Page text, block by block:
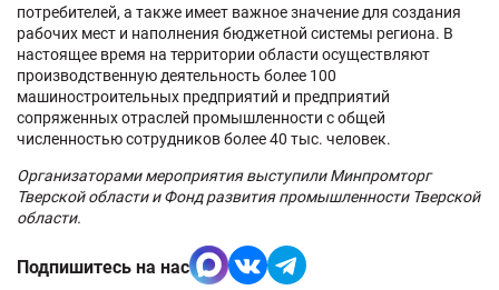
потребителей, а также имеет важное значение для создания
рабочих мест и наполнения бюджетной системы региона. В
настоящее время на территории области осуществляют
производственную деятельность более 100
машиностроительных предприятий и предприятий
сопряженных отраслей промышленности с общей
численностью сотрудников более 40 тыс. человек.
Организаторами мероприятия выступили Минпромторг
Тверской области и Фонд развития промышленности Тверской
области.
Подпишитесь на нас